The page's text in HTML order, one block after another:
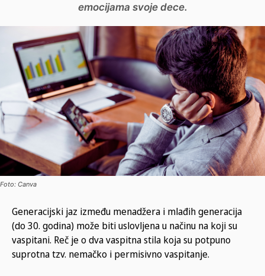
emocijama svoje dece.
Foto: Canva
Generacijski jaz između menadžera i mlađih generacija
(do 30. godina) može biti uslovljena u načinu na koji su
vaspitani. Reč je o dva vaspitna stila koja su potpuno
suprotna tzv. nemačko i permisivno vaspitanje.